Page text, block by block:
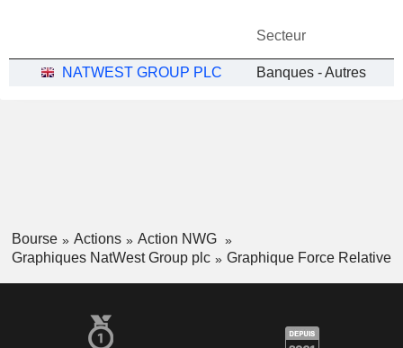
Secteur
NATWEST GROUP PLC Banques - Autres
Bourse Actions
Action NWG
Graphiques NatWest Group plc
Graphique Force Relative